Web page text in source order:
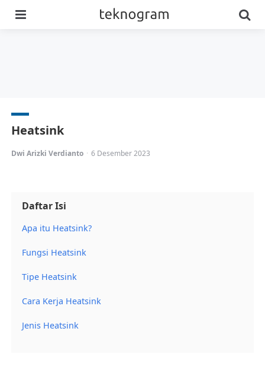
Heatsink
Posted
Dwi Arizki Verdianto 6 Desember 2023
Daftar Isi
Apa itu Heatsink?
Fungsi Heatsink
Tipe Heatsink
Cara Kerja Heatsink
Jenis Heatsink